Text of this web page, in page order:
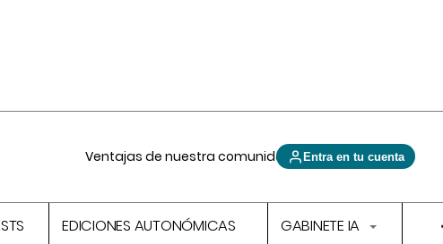
Ventajas de nuestra comunidad Entra en tu cuenta
EDICIONES AUTONÓMICAS GABINETE IA